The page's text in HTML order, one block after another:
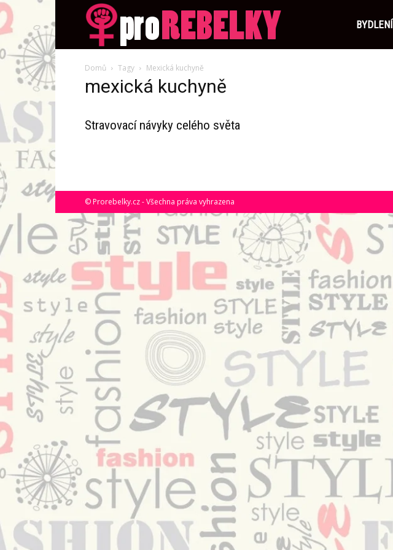
BYDLENÍ
Domů Tagy Mexická kuchyně
mexická kuchyně
Stravovací návyky celého světa
© Prorebelky.cz - Všechna práva vyhrazena